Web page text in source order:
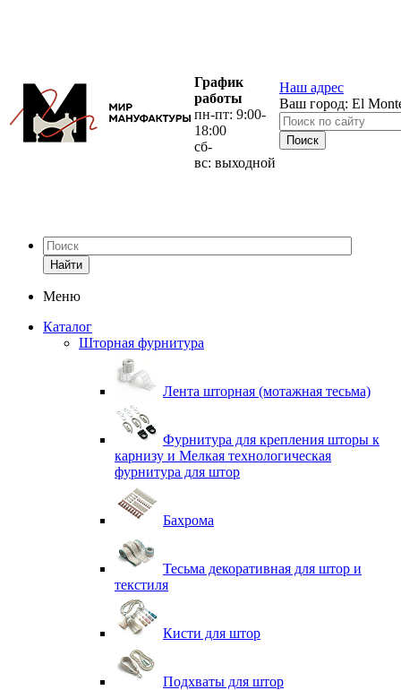
График
работы
пн-пт: 9:00-
18:00
сб-
вс: выходной
Наш адрес
Ваш город: El
Найти
Меню
Каталог
Шторная фурнитура
Лента шторная (мотажная тесьма)
Фурнитура для крепления шторы к
карнизу и Мелкая технологическая
фурнитура для штор
Бахрома
Тесьма декоративная для штор и
текстиля
Кисти для штор
Подхваты для штор